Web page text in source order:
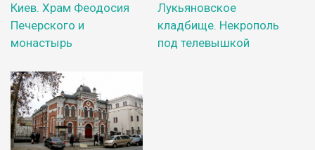
Киев. Храм Феодосия
Печерского и
монастырь
Лукьяновское
кладбище. Некрополь
под телевышкой